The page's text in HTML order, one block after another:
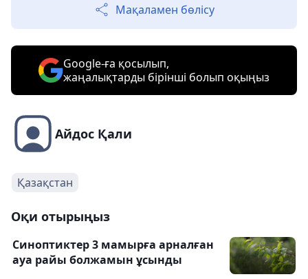
Мақаламен бөлісу
Google-ға қосылып,
жаңалықтарды бірінші болып оқыңыз
Айдос Қали
Қазақстан
Оқи отырыңыз
Синоптиктер 3 мамырға арналған
ауа райы болжамын ұсынды